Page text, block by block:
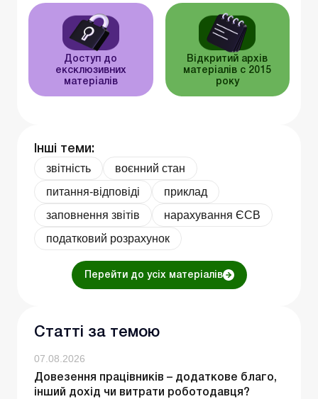
Доступ до
ексклюзивних
матеріалів
Відкритий архів
матеріалів c 2015
року
Інші теми:
звітність
воєнний стан
питання-відповіді
приклад
заповнення звітів
нарахування ЄСВ
податковий розрахунок
Перейти до усіх матеріалів
Статті за темою
07.08.2026
Довезення працівників – додаткове благо,
інший дохід чи витрати роботодавця?